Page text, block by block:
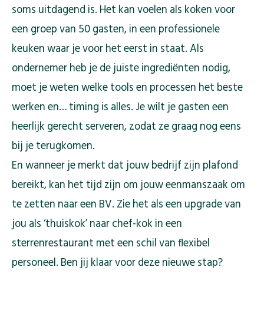
soms uitdagend is. Het kan voelen als koken voor
een groep van 50 gasten, in een professionele
keuken waar je voor het eerst in staat. Als
ondernemer heb je de juiste ingrediënten nodig,
moet je weten welke tools en processen het beste
werken en… timing is alles. Je wilt je gasten een
heerlijk gerecht serveren, zodat ze graag nog eens
bij je terugkomen.
En wanneer je merkt dat jouw bedrijf zijn plafond
bereikt, kan het tijd zijn om jouw eenmanszaak om
te zetten naar een BV. Zie het als een upgrade van
jou als ‘thuiskok’ naar chef-kok in een
sterrenrestaurant met een schil van flexibel
personeel. Ben jij klaar voor deze nieuwe stap?